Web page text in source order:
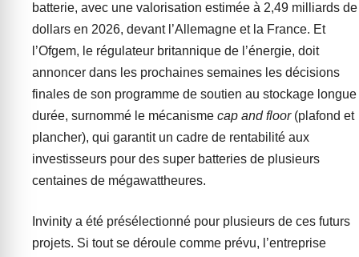
batterie, avec une valorisation estimée à 2,49 milliards de
dollars en 2026, devant l’Allemagne et la France. Et
l’Ofgem, le régulateur britannique de l’énergie, doit
annoncer dans les prochaines semaines les décisions
finales de son programme de soutien au stockage longue
durée, surnommé le mécanisme cap and floor(plafond et
plancher), qui garantit un cadre de rentabilité aux
investisseurs pour des super batteries de plusieurs
centaines de mégawattheures.
Invinity a été présélectionné pour plusieurs de ces futurs
projets. Si tout se déroule comme prévu, l’entreprise